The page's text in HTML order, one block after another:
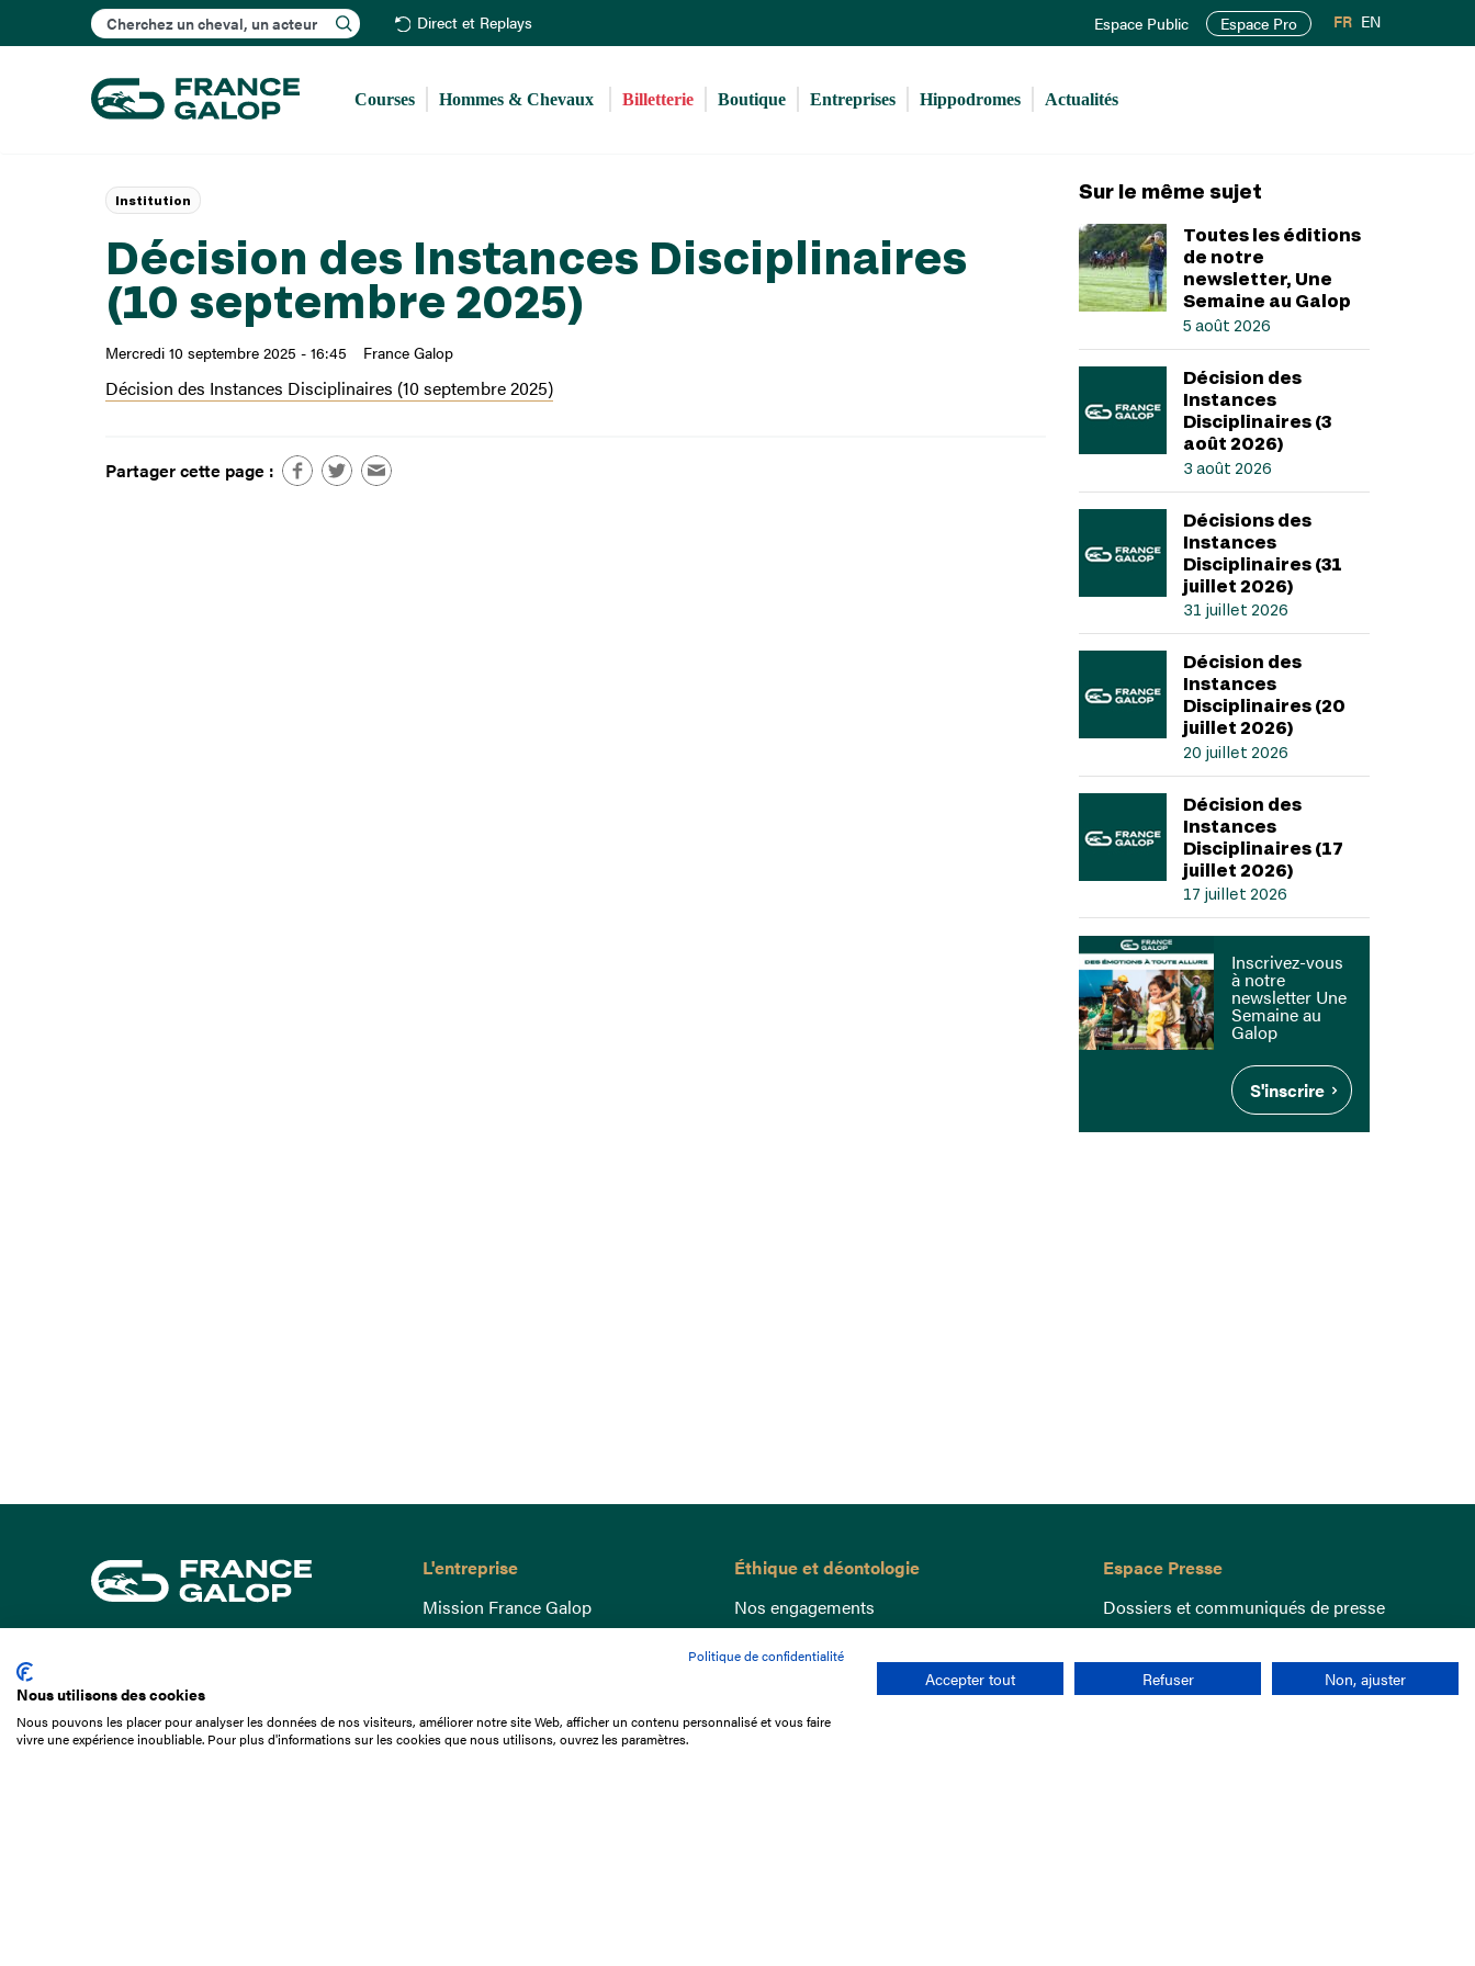
au
principal
Rechercher Direct et Replays Espace Public Espace Pro FR EN
Courses Hommes & Chevaux Billetterie Boutique Entreprises Hippodromes Actualités
Décision des Instances Disciplinaires
(10 septembre 2025)
Mercredi 10 septembre 2025 - 16:45 France Galop
Institution
Décision des Instances Disciplinaires (10 septembre 2025)
Partager cette page :
Sur le même sujet
Toutes les éditions
de notre
newsletter, Une
Semaine au Galop
5 août 2026
Décision des
Instances
Disciplinaires (3
août 2026)
3 août 2026
Décisions des
Instances
Disciplinaires (31
juillet 2026)
31 juillet 2026
Décision des
Instances
Disciplinaires (20
juillet 2026)
20 juillet 2026
Décision des
Instances
Disciplinaires (17
juillet 2026)
17 juillet 2026
Inscrivez-vous
à notre
newsletter Une
Semaine au
Galop
S'inscrire
01 49 10 20 29
L'entreprise
Mission France Galop
Gouvernance
Comprendre les courses
Docuthèque
Éthique et déontologie
Nos engagements
Lutte anti-dopage
Bien être equin
Index Egalité Femmes-Hommes
Jeu responsable
Espace Presse
Dossiers et communiqués de presse
Politique de confidentialité
Nous utilisons des cookies
Nous pouvons les placer pour analyser les données de nos visiteurs, améliorer notre site Web, afficher un contenu personnalisé et vous faire
vivre une expérience inoubliable. Pour plus d'informations sur les cookies que nous utilisons, ouvrez les paramètres.
Accepter tout Refuser Non, ajuster